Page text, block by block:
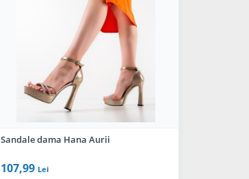
Sandale dama Hana Aurii
107,99 Lei